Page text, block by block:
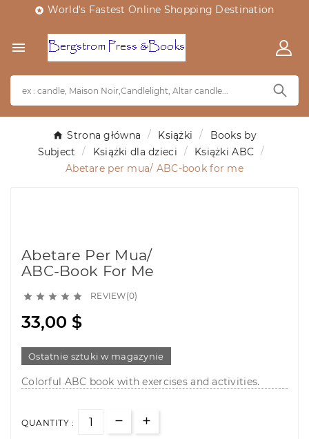
 World's Fastest Online Shopping Destination

Strona główna Książki
Books by
Subject
Książki dla dzieci
Książki ABC
Abetare per mua/ ABC-book for me
Abetare Per Mua/
ABC-Book For Me
     REVIEW(0)
33,00 $
Ostatnie sztuki w magazynie
Colorful ABC book with exercises and activities.
QUANTITY :